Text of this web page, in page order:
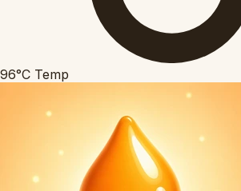
96°C Temp